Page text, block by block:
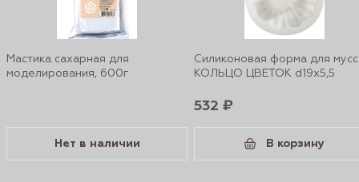
Мастика сахарная для
моделирования, 600г
Нет в наличии
Силиконовая форма для
КОЛЬЦО ЦВЕТОК d19х5,5
532 ₽
В корзину